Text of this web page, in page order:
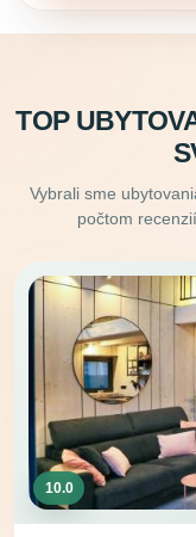
TOP
Vybrali sme
počtom
10.0